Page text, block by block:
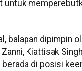
untuk
balapan dipimpin
Kiattisak
berada di posisi